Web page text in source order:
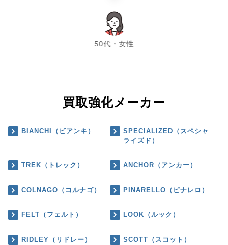
50代・女性
chevron_left chevron_right
買取強化メーカー
BIANCHI（ビアンキ）
SPECIALIZED（スペシャ
ライズド）
TREK（トレック） ANCHOR（アンカー）
COLNAGO（コルナゴ） PINARELLO（ピナレロ）
FELT（フェルト） LOOK（ルック）
RIDLEY（リドレー） SCOTT（スコット）